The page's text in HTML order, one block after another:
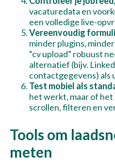
vacaturedata en
een volledige live-
Vereenvoudig
minder plugins,
“cv upload” robuust
alternatief (bijv.
contactgegevens) als
Test mobiel als
het werkt, maar of het
scrollen, filteren en
Tools om
meten